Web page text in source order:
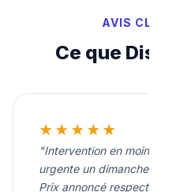
AVIS CLIENTS
Ce que Disent
★★★★★
"Intervention en moins de 20
urgente un dimanche soir.
Prix annoncé respecté. Je